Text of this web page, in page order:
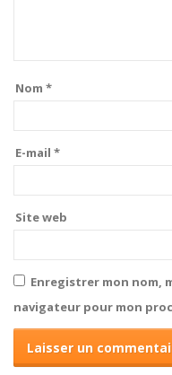
Nom *
E-mail *
Site web
Enregistrer mon nom,
navigateur pour mon